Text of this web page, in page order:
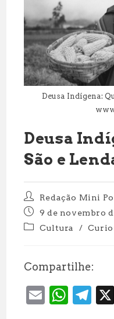
Deusa Indígena:
Deusa
São e
Autor
do
post:
Redação Mini
Post
publicado:
9 de novembro
Categoria
Cultura /
Compartilhe:
E
W T